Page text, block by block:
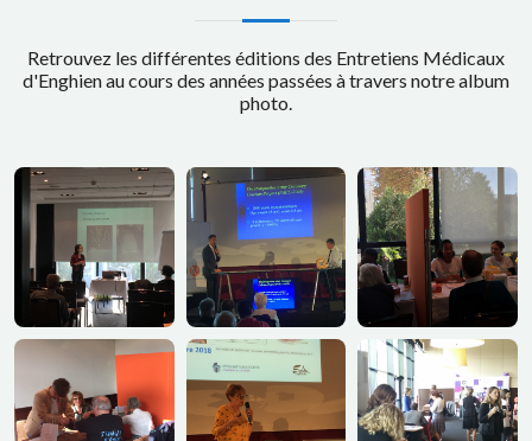
Retrouvez les différentes éditions des Entretiens Médicaux
d'Enghien au cours des années passées à travers notre album
photo.